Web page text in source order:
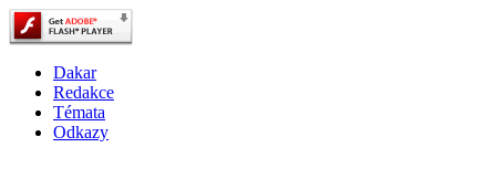
Dakar
Redakce
Témata
Odkazy